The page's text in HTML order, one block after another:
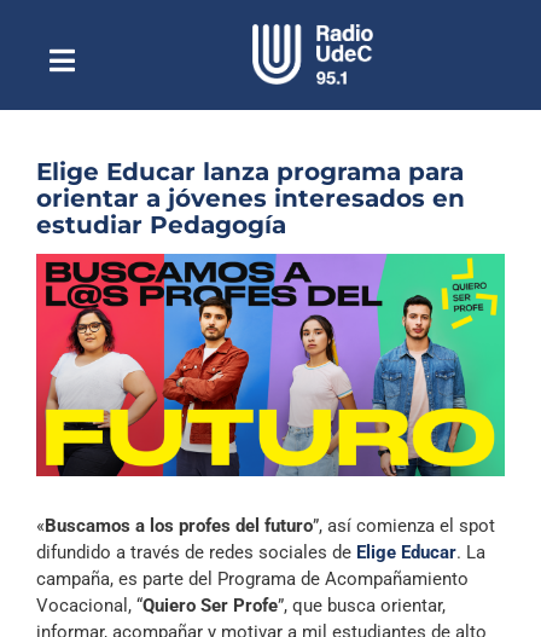
contenidoToggle
NavigationEscuchar Radio UdeC en vivo
Quiénes Somos
Programación
Podcast
Noticias
Reportajes
Columnas
Música Clásica
Archivo Sonoro
Elige Educar lanza programa para
orientar a jóvenes interesados en
estudiar Pedagogía
Ver
imagen
grande
«Buscamos a los profes del futuro”, así comienza el spot
difundido a través de redes sociales de Elige Educar. La
campaña, es parte del Programa de Acompañamiento
Vocacional, “Quiero Ser Profe”, que busca orientar,
informar, acompañar y motivar a mil estudiantes de alto